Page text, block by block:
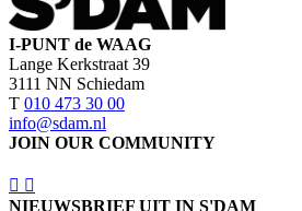
I-PUNT de WAAG
Lange Kerkstraat 39
3111 NN Schiedam
T 010 473 30 00
info@sdam.nl
JOIN OUR COMMUNITY
NIEUWSBRIEF UIT IN S'DAM